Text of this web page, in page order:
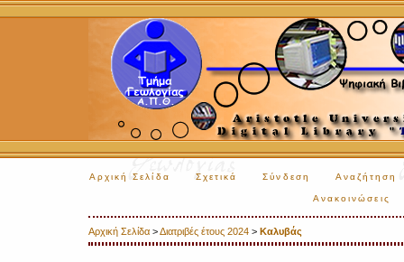
Αρχική Σελίδα Σχετικά Σύνδεση Αναζήτηση
Ανακοινώσεις
Αρχική Σελίδα >Διατριβές έτους 2024 > Καλυβάς